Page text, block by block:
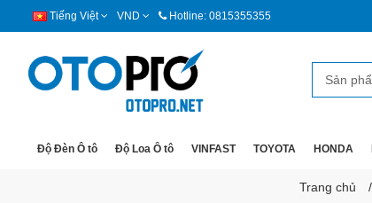
Tiếng Việt VND Hotline: 0815355355
Độ Đèn Ô tô Độ Loa Ô tô VINFAST TOYOTA HONDA
Trang chủ